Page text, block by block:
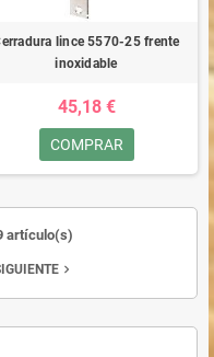
lince 5570-25 frente
inoxidable
45,18 €
COMPRAR
artículo(s)
navigate_next